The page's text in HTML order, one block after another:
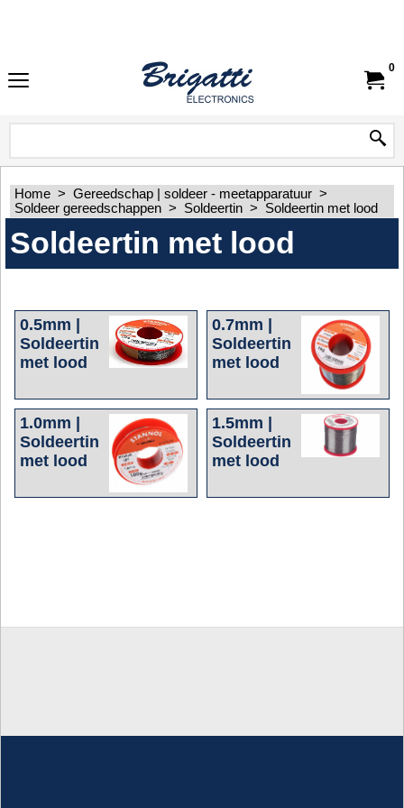
0
Home > Gereedschap | soldeer - meetapparatuur >
Soldeer gereedschappen > Soldeertin > Soldeertin met lood
Soldeertin met lood
0.5mm |
Soldeertin
met lood
0.7mm |
Soldeertin
met lood
1.0mm |
Soldeertin
met lood
1.5mm |
Soldeertin
met lood